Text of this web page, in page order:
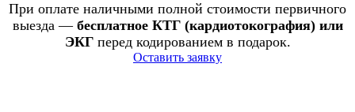
При оплате наличными полной стоимости первичного
выезда — бесплатное КТГ (кардиотокография) или
ЭКГперед кодированием в подарок.
Оставить заявку